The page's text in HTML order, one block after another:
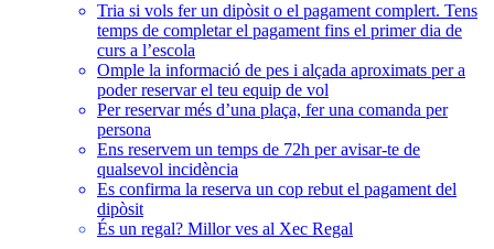
Tria si vols fer un dipòsit o el pagament complert. Tens
temps de completar el pagament fins el primer dia de
curs a l’escola
Omple la informació de pes i alçada aproximats per a
poder reservar el teu equip de vol
Per reservar més d’una plaça, fer una comanda per
persona
Ens reservem un temps de 72h per avisar-te de
qualsevol incidència
Es confirma la reserva un cop rebut el pagament del
dipòsit
És un regal? Millor ves al Xec Regal